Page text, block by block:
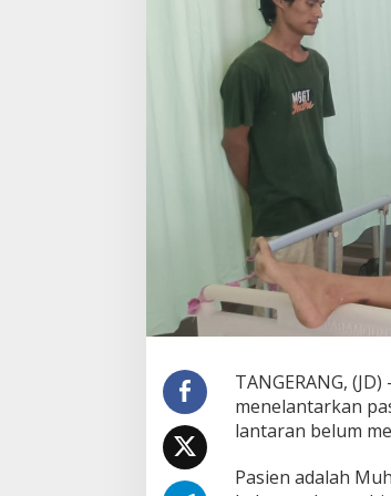
a
m
i
B
a
a
r
D
i
d
g
a
TANGERANG,
menelantarkan
lantaran belum
Pasien adalah